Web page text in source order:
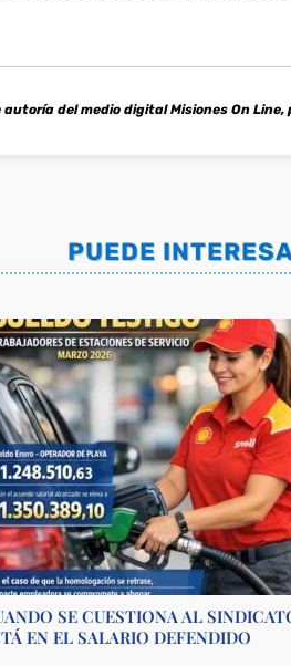
del medio digital Misiones On
PUEDE
SE CUESTIONA AL
EN EL SALARIO DEFENDIDO